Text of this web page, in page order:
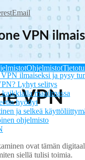
Ohjelmistot
VPN
Email
VPN
ilmaiseksi ja pysy
Lyhyt selitys
maailmassa
hyödyt
ja selkeä
ohjelmisto
ovat tämän
siellä tulisi toimia.